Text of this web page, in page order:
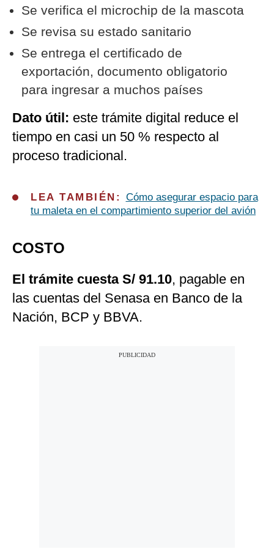
Se verifica el microchip de la mascota
Se revisa su estado sanitario
Se entrega el certificado de
exportación, documento obligatorio
para ingresar a muchos países
Dato útil: este trámite digital reduce el
tiempo en casi un 50 % respecto al
proceso tradicional.
LEA TAMBIÉN: Cómo asegurar espacio para
tu maleta en el compartimiento superior del avión
COSTO
El trámite cuesta S/ 91.10, pagable en
las cuentas del Senasa en Banco de la
Nación, BCP y BBVA.